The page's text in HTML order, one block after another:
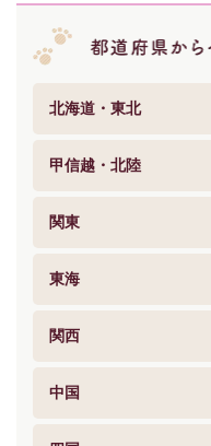
北海道・東北
甲信越・北陸
関東
東海
関西
中国